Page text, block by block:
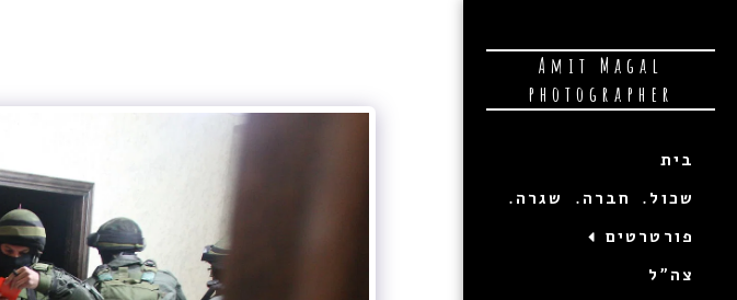
Amit Magal
photographer
בית
שכול. חברה. שגרה.
פורטרטים
צה"ל